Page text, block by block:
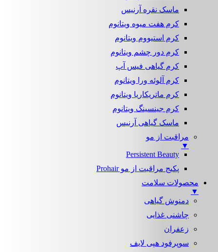
ماسک نقره آرنیس
کرم هفت میوه ویتانوم
کرم استیووم ویتانوم
کرم دور چشم ویتانوم
کرم گیاهی فیس آپ
کرم آلوئه ورا ویتانوم
کرم ماتریکاریا ویتانوم
کرم جینسینگ ویتانوم
ماسک گیاهی آرنیس
مراقبت از مو
▼
Persistent Beauty
پکیج مراقبت از مو Prohair
محصولات سلامت
▼
دمنوش گیاهی
چاشنی غذایی
زعفران
سوپرفود هپی لایف